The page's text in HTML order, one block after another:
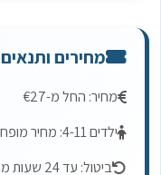
מחירים ותנאים
מחיר: החל מ-€27
ילדים 4-11: מחיר מופחת
ביטול: עד 24 שעות מראש